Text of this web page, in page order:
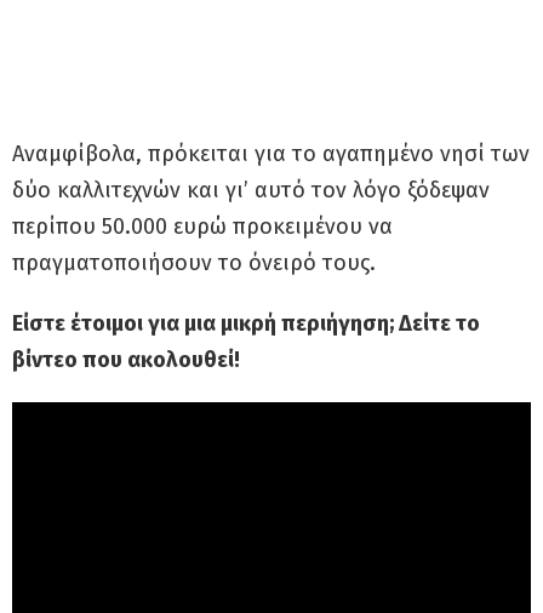
Αναμφίβολα, πρόκειται για το αγαπημένο νησί των
δύο καλλιτεχνών και γι’ αυτό τον λόγο ξόδεψαν
περίπου 50.000 ευρώ προκειμένου να
πραγματοποιήσουν το όνειρό τους.
Είστε έτοιμοι για μια μικρή περιήγηση; Δείτε το
βίντεο που ακολουθεί!